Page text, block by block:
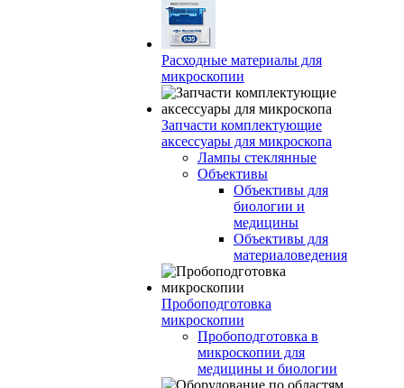
Расходные материалы для
микроскопии
Запчасти комплектующие
аксессуары для микроскопа
Лампы стеклянные
Объективы
Объективы для
биологии и
медицины
Объективы для
материаловедения
Пробоподготовка
микроскопии
Пробоподготовка в
микроскопии для
медицины и биологии